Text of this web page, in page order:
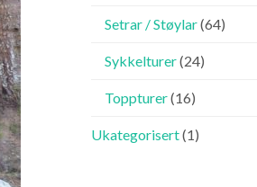
Setrar / Støylar(64)
Sykkelturer(24)
Toppturer(16)
Ukategorisert(1)